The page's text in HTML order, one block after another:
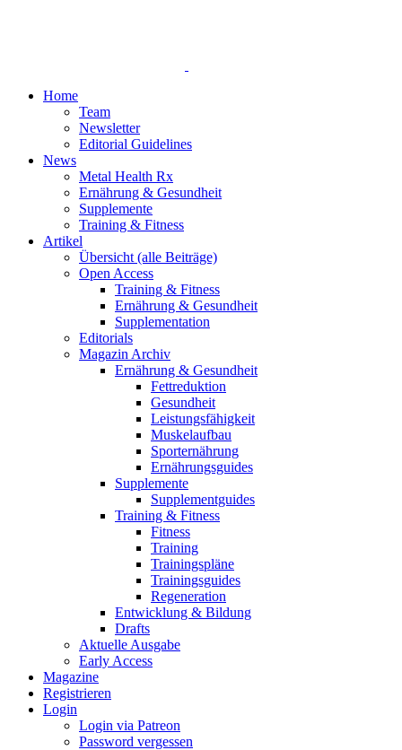
Home
Team
Newsletter
Editorial Guidelines
News
Metal Health Rx
Ernährung & Gesundheit
Supplemente
Training & Fitness
Artikel
Übersicht (alle Beiträge)
Open Access
Training & Fitness
Ernährung & Gesundheit
Supplementation
Editorials
Magazin Archiv
Ernährung & Gesundheit
Fettreduktion
Gesundheit
Leistungsfähigkeit
Muskelaufbau
Sporternährung
Ernährungsguides
Supplemente
Supplementguides
Training & Fitness
Fitness
Training
Trainingspläne
Trainingsguides
Regeneration
Entwicklung & Bildung
Drafts
Aktuelle Ausgabe
Early Access
Magazine
Registrieren
Login
Login via Patreon
Password vergessen